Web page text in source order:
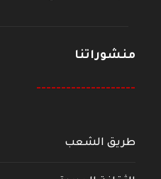
منشوراتنا
--------------------
طريق الشعب